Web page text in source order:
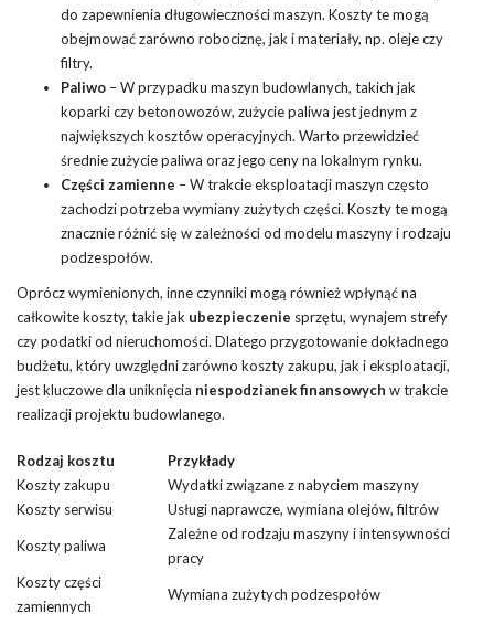
do zapewnienia długowieczności maszyn. Koszty te mogą
obejmować zarówno robociznę, jak i materiały, np. oleje czy
filtry.
Paliwo – W przypadku maszyn budowlanych, takich jak
koparki czy betonowozów, zużycie paliwa jest jednym z
największych kosztów operacyjnych. Warto przewidzieć
średnie zużycie paliwa oraz jego ceny na lokalnym rynku.
Części zamienne – W trakcie eksploatacji maszyn często
zachodzi potrzeba wymiany zużytych części. Koszty te mogą
znacznie różnić się w zależności od modelu maszyny i rodzaju
podzespołów.
Oprócz wymienionych, inne czynniki mogą również wpłynąć na
całkowite koszty, takie jak ubezpieczenie sprzętu, wynajem strefy
czy podatki od nieruchomości. Dlatego przygotowanie dokładnego
budżetu, który uwzględni zarówno koszty zakupu, jak i eksploatacji,
jest kluczowe dla uniknięcia niespodzianek finansowych w trakcie
realizacji projektu budowlanego.
Rodzaj kosztu
Przykłady
Koszty zakupu
Wydatki związane z nabyciem maszyny
Koszty serwisu
Usługi naprawcze, wymiana olejów, filtrów
Koszty paliwa
Zależne od rodzaju maszyny i intensywności
pracy
Koszty części
zamiennych
Wymiana zużytych podzespołów